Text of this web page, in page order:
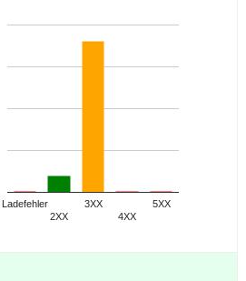
Ladefehler
2XX
3XX
4XX
5XX